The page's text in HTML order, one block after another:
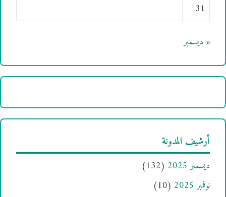
31
« ديسمبر
أرشيف المدونة
ديسمبر 2025
(132)
نوفمبر 2025
(10)